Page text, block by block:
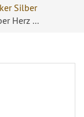
Silber
Herz ...